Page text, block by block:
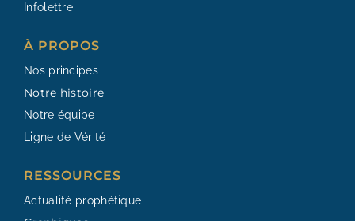
Infolettre
À PROPOS
Nos principes
Notre histoire
Notre équipe
Ligne de Vérité
RESSOURCES​
Actualité prophétique